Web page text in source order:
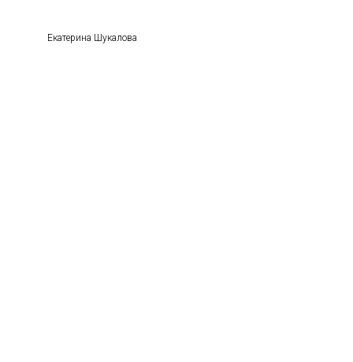
Екатерина Шукалова